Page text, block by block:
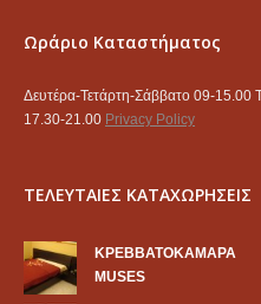
Ωράριο Καταστήματος
Δευτέρα-Τετάρτη-Σάββατο 09-15.00
17.30-21.00 Privacy Policy
ΤΕΛΕΥΤΑΙΕΣ ΚΑΤΑΧΩΡΗΣΕΙΣ
KΡΕΒΒΑΤΟΚΑΜΑΡΑ
MUSES